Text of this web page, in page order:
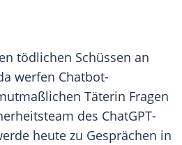
tödlichen Schüssen an
werfen Chatbot-
Täterin Fragen
des ChatGPT-
heute zu Gesprächen in